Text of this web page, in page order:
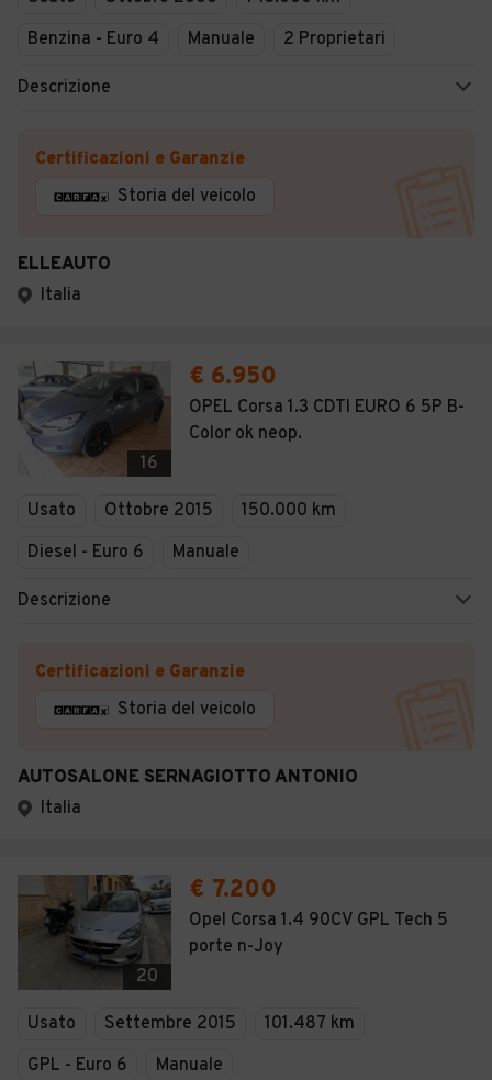
Benzina - Euro 4
Manuale 2 Proprietari
Descrizione
Certificazioni e Garanzie
Storia del veicolo
ELLEAUTO
Italia
16
€ 6.950
OPEL Corsa 1.3 CDTI EURO 6 5P B-
Color ok neop.
Usato Ottobre 2015
150.000 km
Diesel - Euro 6
Manuale
Descrizione
Certificazioni e Garanzie
Storia del veicolo
AUTOSALONE SERNAGIOTTO ANTONIO
Italia
20
€ 7.200
Opel Corsa 1.4 90CV GPL Tech 5
porte n-Joy
Usato Settembre 2015
101.487 km
GPL - Euro 6
Manuale